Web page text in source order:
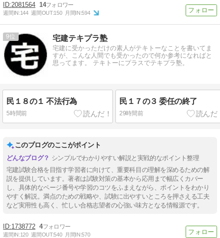
2081564 14
週間IN:144 週間OUT:150 月間IN:594
9 宅建テキプラ塾
宅建に受かっただけの素人がテキトーなことを書いてま
すが、こんな人間でも受かったので何か参考になればと
思ってます。 テキトーにプラスでテキプラ塾。
民１８の１ 不法行為
5時間前
民１７の３ 委任の終了
29時間前
このブログのここがポイント
シンプルでわかりやすい解説と実戦的なポイント整理
宅建試験合格を目指す学習者に向けて、重要科目の理解を深めるための解
説を提供しています。著者は試験対策の基本から応用まで幅広くカバー
し、具体的なページ番号や学習のコツをふまえながら、ポイントをわかり
やすく解説。満点のための戦略や、試験に出やすいところを押さえる工夫
など実用性も高く、忙しい合格志望者の心強い味方となる情報源です。
1738772 4
週間IN:120 週間OUT:540 月間IN:570